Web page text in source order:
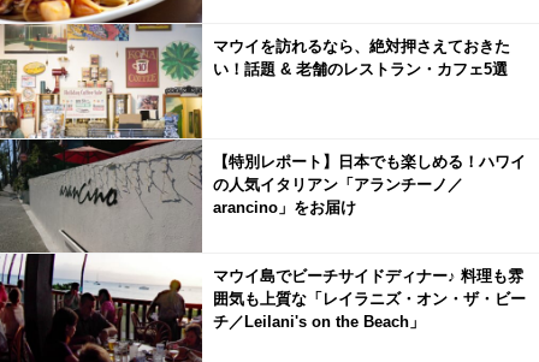
マウイを訪れるなら、絶対押さえておきた
い！話題 & 老舗のレストラン・カフェ5選
【特別レポート】日本でも楽しめる！ハワイ
の人気イタリアン「アランチーノ／
arancino」をお届け
マウイ島でビーチサイドディナー♪ 料理も雰
囲気も上質な「レイラニズ・オン・ザ・ビー
チ／Leilani's on the Beach」